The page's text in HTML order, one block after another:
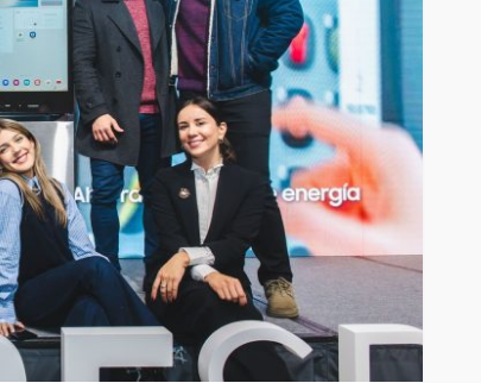
54 Andrea Essus 15 horas ago